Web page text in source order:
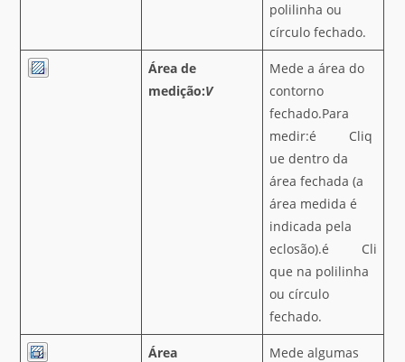
polilinha ou
círculo fechado.
Área de
medição:V
Mede a área do
contorno
fechado.Para
medir:é Cliq
ue dentro da
área fechada (a
área medida é
indicada pela
eclosão).é Cli
que na polilinha
ou círculo
fechado.
Área
Mede algumas